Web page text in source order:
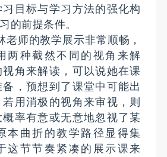
目标与学习方法的强化构
的前提条件。
老师的教学展示非常顺畅，
两种截然不同的视角来解
角来解读，可以说她在课
，预想到了课堂中可能出
用消极的视角来审视，则
率有意或无意地忽视了某
本曲折的教学路径显得集
这节节奏紧凑的展示课来